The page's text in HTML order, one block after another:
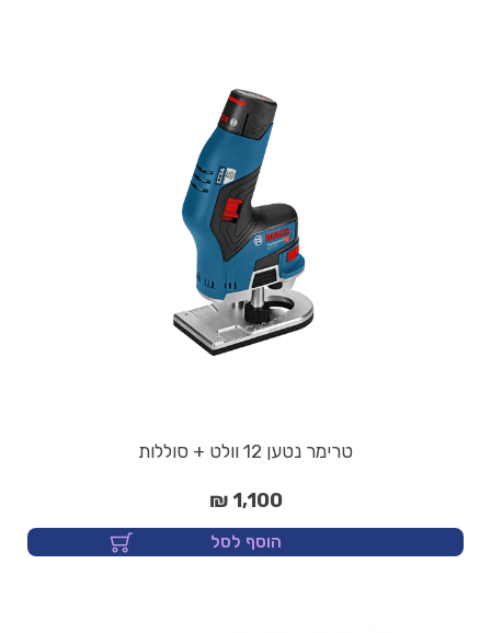
טרימר נטען 12 וולט + סוללות
1,100 ₪
הוסף לסל